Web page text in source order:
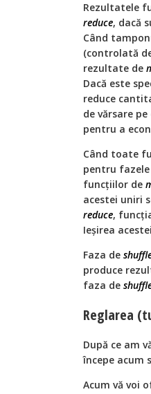
Rezultatele
reduce, dacă
Când
(controlată
rezultate de
Dacă este
reduce
de vărsare
pentru a
Când toate
pentru fazele
funcțiilor de
acestei uniri
reduce,
Ieșirea
Faza de
produce
faza de
Reglarea
După ce am
începe acum
Acum vă voi